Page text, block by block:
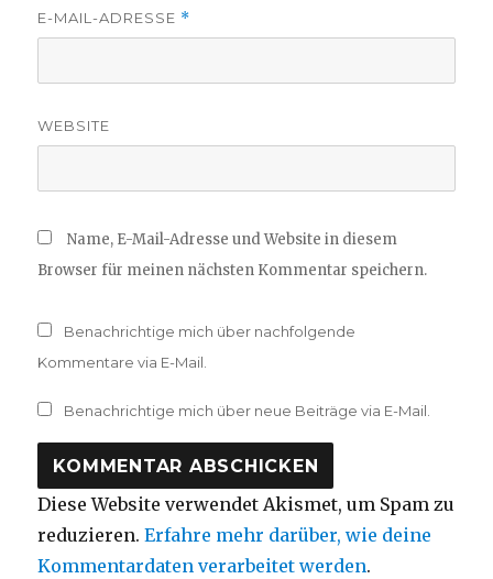
E-MAIL-ADRESSE *
WEBSITE
Name, E-Mail-Adresse und Website in diesem
Browser für meinen nächsten Kommentar speichern.
Benachrichtige mich über nachfolgende
Kommentare via E-Mail.
Benachrichtige mich über neue Beiträge via E-Mail.
Diese Website verwendet Akismet, um Spam zu
reduzieren.Erfahre mehr darüber, wie deine
Kommentardaten verarbeitet werden.